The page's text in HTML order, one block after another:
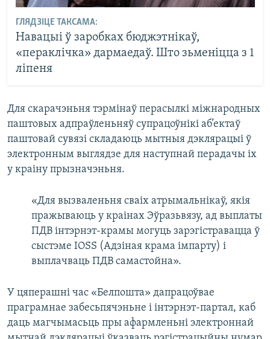
ГЛЯДЗІЦЕ ТАКСАМА:
Навацыі ў заробках бюджэтнікаў,
«пераклічка» дармаедаў. Што зьменіцца з 1
ліпеня
Для скарачэньня тэрмінаў перасылкі міжнародных
паштовых адпраўленьняў супрацоўнікі аб’ектаў
паштовай сувязі складаюць мытныя дэклярацыі ў
электронным выглядзе для наступнай перадачы іх
у краіну прызначэньня.
«Для вызваленьня сваіх атрымальнікаў, якія
пражываюць у краінах Эўразьвязу, ад выплаты
ПДВ інтэрнэт-крамы могуць зарэгістравацца ў
сыстэме IOSS (Адзіная крама імпарту) і
выплачваць ПДВ самастойна».
У цяперашні час «Белпошта» дапрацоўвае
праграмнае забесьпячэньне і інтэрнэт-партал, каб
даць магчымасьць пры афармленьні электроннай